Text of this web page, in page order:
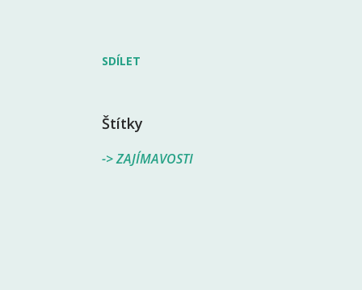
SDÍLET
Štítky
-> ZAJÍMAVOSTI